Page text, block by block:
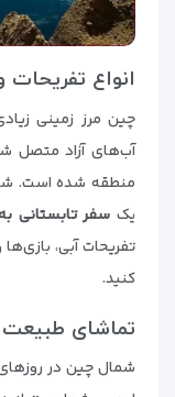
انواع تفریحات
چین مرز زمینی
آب‌های آزاد متصل
منطقه شده است.
یک سفر تابستانی
تفریحات آبی،
کنید.
تماشای
شمال چین در